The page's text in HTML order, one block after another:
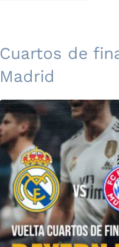
Cuartos de
Madrid